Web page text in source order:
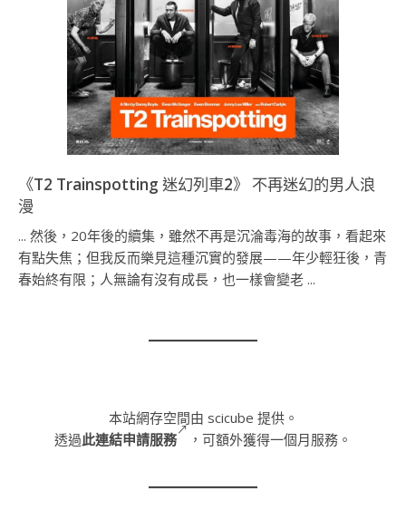
《T2 Trainspotting 迷幻列車2》 不再迷幻的男人浪
漫
... 然後，20年後的續集，雖然不再是沉淪毒海的故事，看起來
有點失焦；但我反而樂見這種沉實的發展——年少輕狂後，青
春始終有限；人無論有沒有成長，也一樣會變老 ...
本站網存空間由 scicube 提供。
透過此連結申請服務 ，可額外獲得一個月服務。